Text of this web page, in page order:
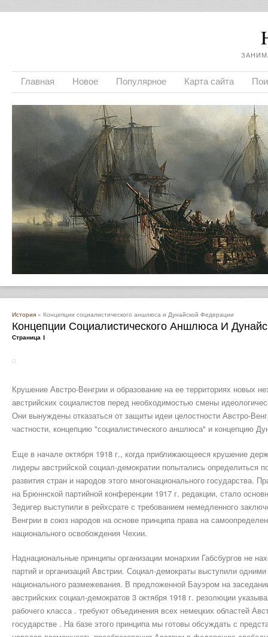
Главная Новое Популярное Карта сайта
История » Концепции социалистического аншлюса и Дунайской Федерации
Концепции Социалистического Аншлюса И
Страница 1
Крушение Австро-Венгрии и образование на ее территориях новых
австрийских социалистов перед необходимостью смены
Они вынуждены отказаться от защиты идеи целостности Австро-
частности, концепцию "социалистического аншлюса" и концепцию
Еще в начале октября 1918 г., когда приближающееся крушение
лидеры австрийской социал-демократии попытались определиться
развития стран и народов этого многонационального государства.
на Брюннской партийной конференции 1917 г. редакции, стало
Зедигер выступили в рейхсрате с требованием немедленного
Венгрии в союз народов на основе принципа права на
национального освобождения Чехии.
Наднациональные принципы организации монархии Габсбургов не
партий и организаций Австрии. Социал-демократы выступили
национального размежевания. В предложенной Бауэром на
австрийских социал-демократов 3 октября 1918 г. резолюции
рабочего класса . требуют объединения всех немецких областей
государстве . На базе этого принципа мы готовы обсуждать с